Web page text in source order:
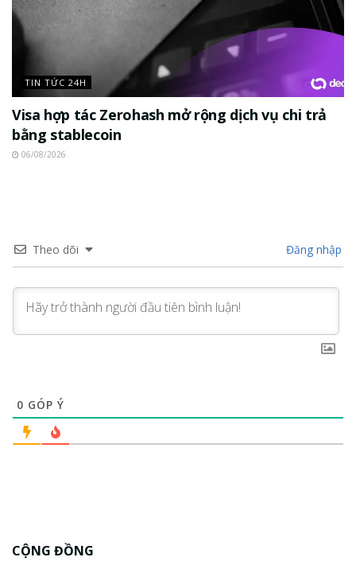
TIN TỨC 24H
Visa hợp tác Zerohash mở rộng dịch vụ chi trả
bằng stablecoin
06/08/2026
Theo dõi Đăng nhập
0 GÓP Ý
CỘNG ĐỒNG